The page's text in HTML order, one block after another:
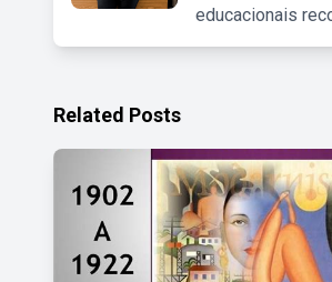
educacionais
Related Posts